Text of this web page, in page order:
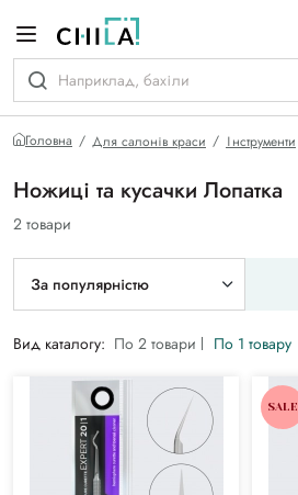
Головна Для салонів краси Інструменти
Ножиці та кусачки Лопатка
2 товари
За популярністю
Вид каталогу: По 2 товари По 1 товару
SALE
гамі